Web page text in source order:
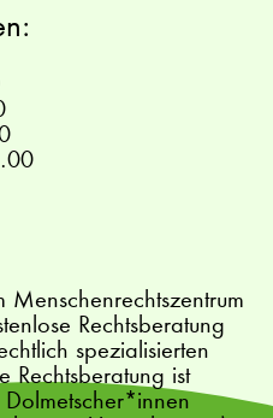
Menschenrechtszentrum
Rechtsberatung
spezialisierten
Rechtsberatung ist